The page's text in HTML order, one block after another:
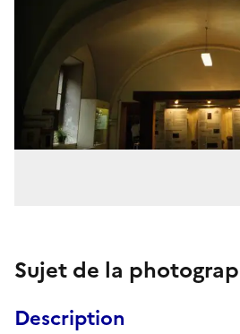
Sujet de la
Description